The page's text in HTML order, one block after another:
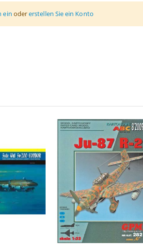
ein odererstellen Sie ein Konto